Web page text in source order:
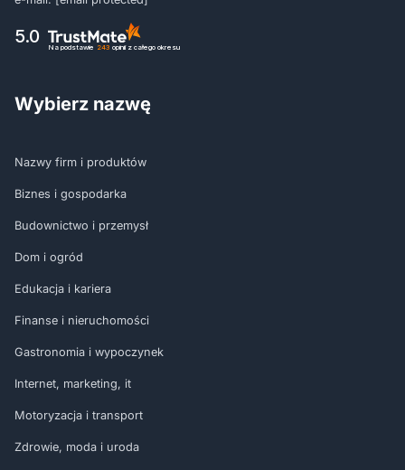
5.0
Na podstawie 243 opinii z całego okresu
Wybierz nazwę
Nazwy firm i produktów
Biznes i gospodarka
Budownictwo i przemysł
Dom i ogród
Edukacja i kariera
Finanse i nieruchomości
Gastronomia i wypoczynek
Internet, marketing, it
Motoryzacja i transport
Zdrowie, moda i uroda